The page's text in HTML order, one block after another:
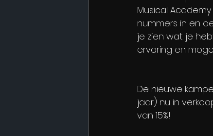
Musical
nummers in en
je zien wat je
ervaring en
De nieuwe
jaar) nu in
van 15%!